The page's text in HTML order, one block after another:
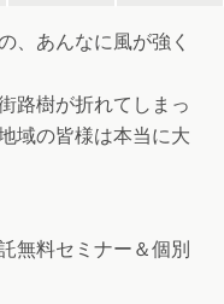
、あんなに風が強く
路樹が折れてしまっ
域の皆様は本当に大
無料セミナー＆個別